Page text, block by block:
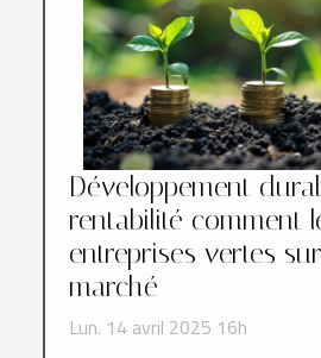
Développement
rentabilité comment
entreprises vertes
marché
Lun. 14 avril 2025 16h